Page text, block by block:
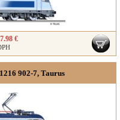
€
902-7, Taurus